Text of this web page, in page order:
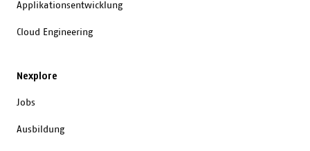
Applikationsentwicklung
Cloud Engineering
Nexplore
Jobs
Ausbildung